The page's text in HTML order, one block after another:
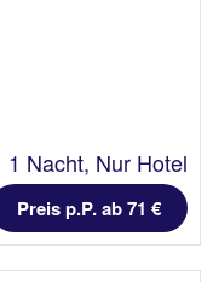
1 Nacht, Nur Hotel
Preis p.P. ab 71 €